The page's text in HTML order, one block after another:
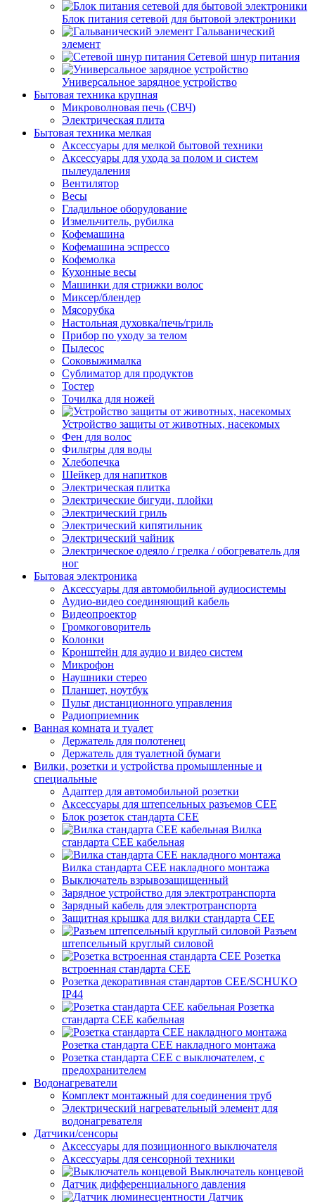
Блок питания сетевой для бытовой электроники
Гальванический
элемент
Сетевой шнур питания
Универсальное зарядное устройство
Бытовая техника крупная
Микроволновая печь (СВЧ)
Электрическая плита
Бытовая техника мелкая
Аксессуары для мелкой бытовой техники
Аксессуары для ухода за полом и систем
пылеудаления
Вентилятор
Весы
Гладильное оборудование
Измельчитель, рубилка
Кофемашина
Кофемашина эспрессо
Кофемолка
Кухонные весы
Машинки для стрижки волос
Миксер/блендер
Мясорубка
Настольная духовка/печь/гриль
Прибор по уходу за телом
Пылесос
Соковыжималка
Сублиматор для продуктов
Тостер
Точилка для ножей
Устройство защиты от животных, насекомых
Фен для волос
Фильтры для воды
Хлебопечка
Шейкер для напитков
Электрическая плитка
Электрические бигуди, плойки
Электрический гриль
Электрический кипятильник
Электрический чайник
Электрическое одеяло / грелка / обогреватель для
ног
Бытовая электроника
Аксессуары для автомобильной аудиосистемы
Аудио-видео соединяющий кабель
Видеопроектор
Громкоговоритель
Колонки
Кронштейн для аудио и видео систем
Микрофон
Наушники стерео
Планшет, ноутбук
Пульт дистанционного управления
Радиоприемник
Ванная комната и туалет
Держатель для полотенец
Держатель для туалетной бумаги
Вилки, розетки и устройства промышленные и
специальные
Адаптер для автомобильной розетки
Аксессуары для штепсельных разъемов CEE
Блок розеток стандарта CEE
Вилка
стандарта CEE кабельная
Вилка стандарта CEE накладного монтажа
Выключатель взрывозащищенный
Зарядное устройство для электротранспорта
Зарядный кабель для электротранспорта
Защитная крышка для вилки стандарта CEE
Разъем
штепсельный круглый силовой
Розетка
встроенная стандарта CEE
Розетка декоративная стандартов CEE/SCHUKO
IP44
Розетка
стандарта СЕЕ кабельная
Розетка стандарта СЕЕ накладного монтажа
Розетка стандарта СЕЕ с выключателем, с
предохранителем
Водонагреватели
Комплект монтажный для соединения труб
Электрический нагревательный элемент для
водонагревателя
Датчики/сенсоры
Аксессуары для позиционного выключателя
Аксессуары для сенсорной техники
Выключатель концевой
Датчик дифференциального давления
Датчик